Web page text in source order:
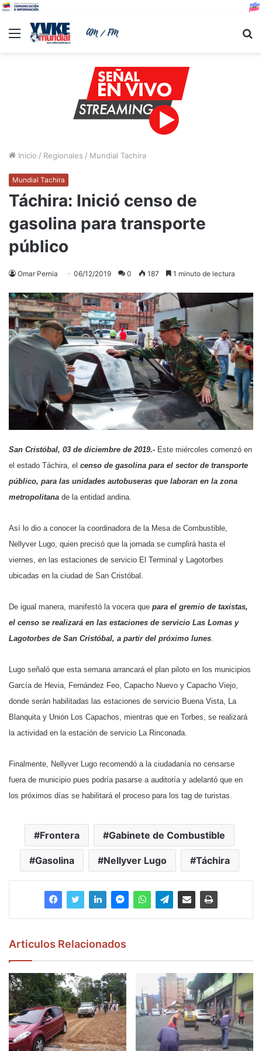
Menu
Inicio / Regionales / Mundial Tachira
Mundial Tachira
Táchira: Inició censo de
gasolina para transporte
público
Omar Pernia 06/12/2019 0 187 1 minuto de lectura
San Cristóbal, 03 de diciembre de 2019.- Este miércoles comenzó en
el estado Táchira, el censo de gasolina para el sector de transporte
público, para las unidades autobuseras que laboran en la zona
metropolitana de la entidad andina.
Así lo dio a conocer la coordinadora de la Mesa de Combustible,
Nellyver Lugo, quien precisó que la jornada se cumplirá hasta el
viernes, en las estaciones de servicio El Terminal y Lagotorbes
ubicadas en la ciudad de San Cristóbal.
De igual manera, manifestó la vocera que para el gremio de taxistas,
el censo se realizará en las estaciones de servicio Las Lomas y
Lagotorbes de San Cristóbal, a partir del próximo lunes.
Lugo señaló que esta semana arrancará el plan piloto en los municipios
García de Hevia, Fernández Feo, Capacho Nuevo y Capacho Viejo,
donde serán habilitadas las estaciones de servicio Buena Vista, La
Blanquita y Unión Los Capachos, mientras que en Torbes, se realizará
la actividad en la estación de servicio La Rinconada.
Finalmente, Nellyver Lugo recomendó a la ciudadanía no censarse
fuera de municipio pues podría pasarse a auditoría y adelantó que en
los próximos días se habilitará el proceso para los tag de turistas.
Frontera Gabinete de Combustible
Gasolina Nellyver Lugo Táchira
Articulos Relacionados